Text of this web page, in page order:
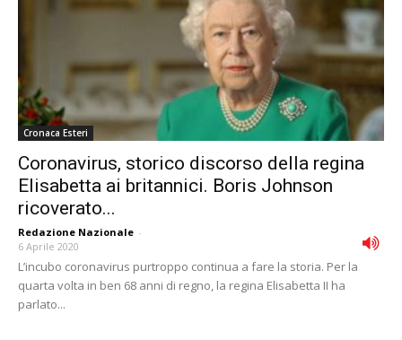
Cronaca Esteri
Coronavirus, storico discorso della regina
Elisabetta ai britannici. Boris Johnson
ricoverato...
Redazione Nazionale -
6 Aprile 2020
L’incubo coronavirus purtroppo continua a fare la storia. Per la
quarta volta in ben 68 anni di regno, la regina Elisabetta II ha
parlato...